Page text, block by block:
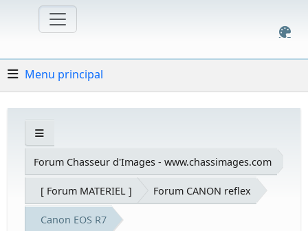
Menu principal
Forum Chasseur d'Images - www.chassimages.com
[ Forum MATERIEL ] Forum CANON reflex
Canon EOS R7